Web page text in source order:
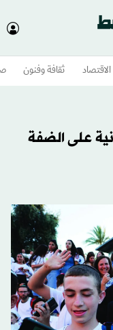
الاقتصاد ثقافة وفنون
على الضفة